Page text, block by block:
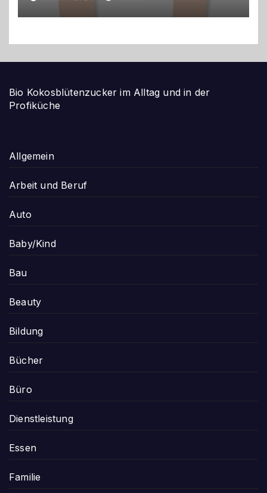
Bio Kokosblütenzucker im Alltag und in der
Profiküche
Allgemein
Arbeit und Beruf
Auto
Baby/Kind
Bau
Beauty
Bildung
Bücher
Büro
Dienstleistung
Essen
Familie